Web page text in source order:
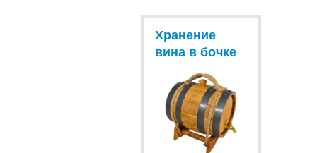
Хранение
вина в бочке